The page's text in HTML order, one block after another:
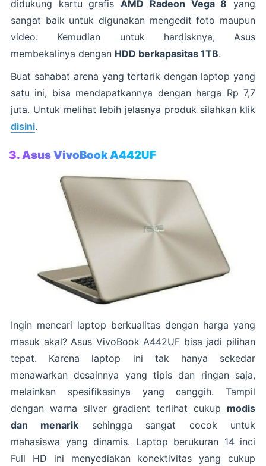
didukung kartu grafisAMD Radeon Vega 8 yang
sangat baik untuk digunakan mengedit foto maupun
video. Kemudian untuk hardisknya, Asus
membekalinya dengan HDD berkapasitas 1TB.
Buat sahabat arena yang tertarik dengan laptop yang
satu ini, bisa mendapatkannya dengan harga Rp 7,7
juta. Untuk melihat lebih jelasnya produk silahkan klik
disini.
3. Asus VivoBook A442UF
Ingin mencari laptop berkualitas dengan harga yang
masuk akal? Asus VivoBook A442UF bisa jadi pilihan
tepat. Karena laptop ini tak hanya sekedar
menawarkan desainnya yang tipis dan ringan saja,
melainkan spesifikasinya yang canggih. Tampil
dengan warna silver gradient terlihat cukup modis
dan menarik sehingga sangat cocok untuk
mahasiswa yang dinamis. Laptop berukuran 14 inci
Full HD ini menyediakan konektivitas yang cukup